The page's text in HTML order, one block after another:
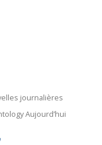
journalières
Aujourd’hui